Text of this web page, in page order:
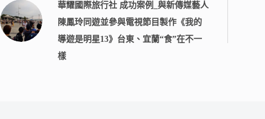
華耀國際旅行社 成功案例_與新傳媒藝人
陳鳳玲同遊並參與電視節目製作《我的
導遊是明星13》台東、宜蘭“食”在不一
樣